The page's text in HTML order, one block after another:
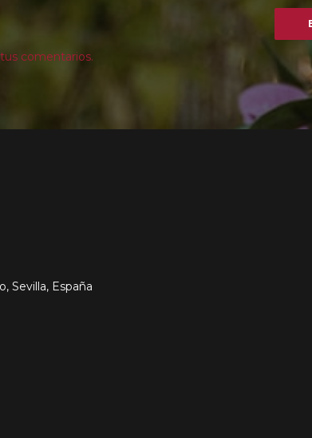
comentarios.
Sevilla, España